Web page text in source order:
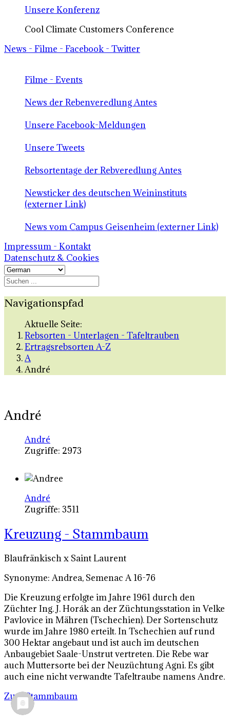
Unsere Konferenz
Cool Climate Customers Conference
News - Filme - Facebook - Twitter
Filme - Events
News der Rebenveredlung Antes
Unsere Facebook-Meldungen
Unsere Tweets
Rebsortentage der Rebveredlung Antes
Newsticker des deutschen Weininstituts
(externer Link)
News vom Campus Geisenheim (externer Link)
Impressum - Kontakt
Datenschutz & Cookies
Navigationspfad
Aktuelle Seite:
Rebsorten - Unterlagen - Tafeltrauben
Ertragsrebsorten A-Z
A
André
André
André
Zugriffe: 2973
André
Zugriffe: 3511
Kreuzung - Stammbaum
Blaufränkisch x Saint Laurent
Synonyme: Andrea, Semenac A 16-76
Die Kreuzung erfolgte im Jahre 1961 durch den
Züchter Ing. J. Horák an der Züchtungsstation in Velke
Pavlovice in Mähren (Tschechien). Der Sortenschutz
wurde im Jahre 1980 erteilt. In Tschechien auf rund
300 Hektar angebaut und ist auch im deutschen
Anbaugebiet Saale-Unstrut vertreten. Die Rebe war
auch Muttersorte bei der Neuzüchtung Agni. Es gibt
auch eine nicht verwandte Tafeltraube namens Andre.
Zum Stammbaum